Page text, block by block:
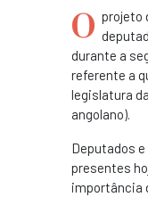
O projeto
durante a
referente a
legislatura
angolano).
Deputados
presentes
importância